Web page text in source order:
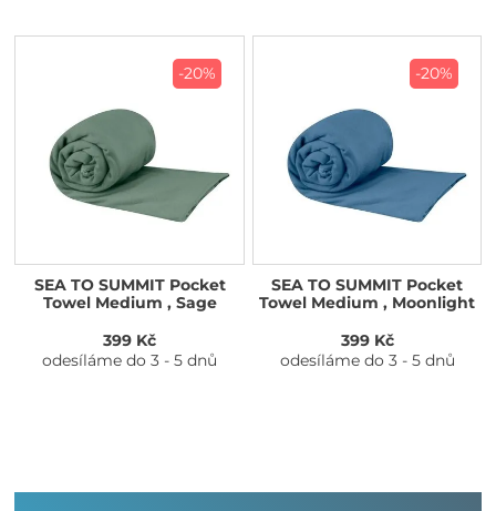
-20%
SEA TO SUMMIT Pocket
Towel Medium , Sage
399 Kč
odesíláme do 3 - 5 dnů
-20%
SEA TO SUMMIT Pocket
Towel Medium , Moonlight
399 Kč
odesíláme do 3 - 5 dnů